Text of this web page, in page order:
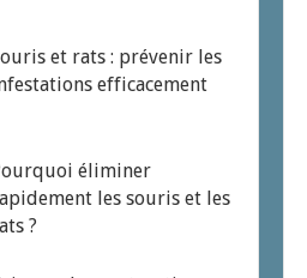
et rats : prévenir les
efficacement
éliminer
les souris et les
?